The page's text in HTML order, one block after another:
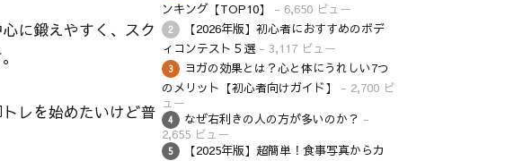
に鍛えやすく、スク
レを始めたいけど普
ンキング【TOP10】
- 6,650 ビュー
【2026年版】初心者におすすめのボデ
ィコンテスト５選 - 3,117 ビュー
ヨガの効果とは？心と体にうれしい7つ
のメリット【初心者向けガイド】
- 2,700 ビ
ュー
なぜ右利きの人の方が多いのか？ -
2,655 ビュー
【2025年版】超簡単！食事写真からカ